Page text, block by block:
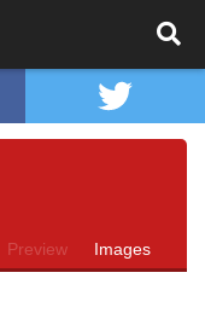
Preview Images